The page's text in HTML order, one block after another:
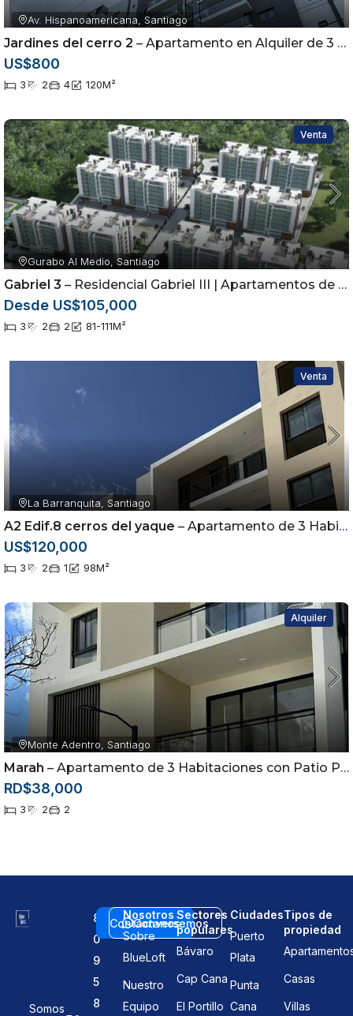
Av. Hispanoamericana, Santiago
Jardines del cerro 2 – Apartamento en Alquiler de 3 Habitaciones | Torre con Piscina |
US$800
3 2 4 120M²
Venta
Gurabo Al Medio, Santiago
Gabriel 3 – Residencial Gabriel III | Apartamentos de 3 Habitaciones en Gurabo
Desde US$105,000
3 2 2 81-111M²
Venta
La Barranquita, Santiago
A2 Edif.8 cerros del yaque – Apartamento de 3 Habitaciones en Cerros del Yaque | Piscina y Casa Club |
US$120,000
3 2 1 98M²
Alquiler
Monte Adentro, Santiago
Marah – Apartamento de 3 Habitaciones con Patio Privado en Alquiler | Monte Adentro, Santiago
RD$38,000
3 2 2
Somos
8
0
9
5
8
Contáctanos
Conversemos
Nosotros
Sobre
BlueLoft
Nuestro
Equipo
Sectores
populares
Bávaro
Cap Cana
El Portillo
Ciudades
Puerto
Plata
Punta
Cana
Tipos de
propiedad
Casas
Villas